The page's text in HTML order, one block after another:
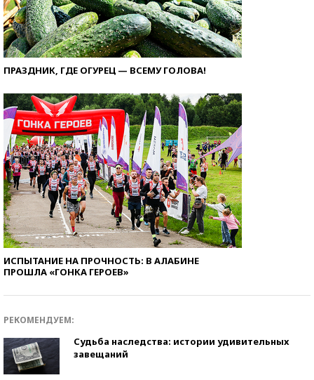
ПРАЗДНИК, ГДЕ ОГУРЕЦ — ВСЕМУ ГОЛОВА!
ИСПЫТАНИЕ НА ПРОЧНОСТЬ: В АЛАБИНЕ
ПРОШЛА «ГОНКА ГЕРОЕВ»
РЕКОМЕНДУЕМ:
Судьба наследства: истории удивительных
завещаний